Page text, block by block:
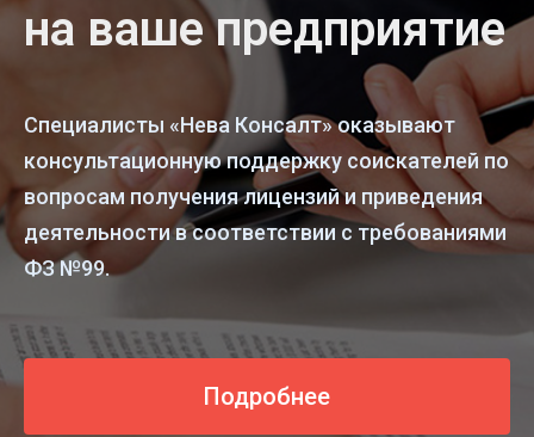
на ваше предприятие
Специалисты «Нева Консалт» оказывают
консультационную поддержку соискателей по
вопросам получения лицензий и приведения
деятельности в соответствии с требованиями
ФЗ №99.
Подробнее